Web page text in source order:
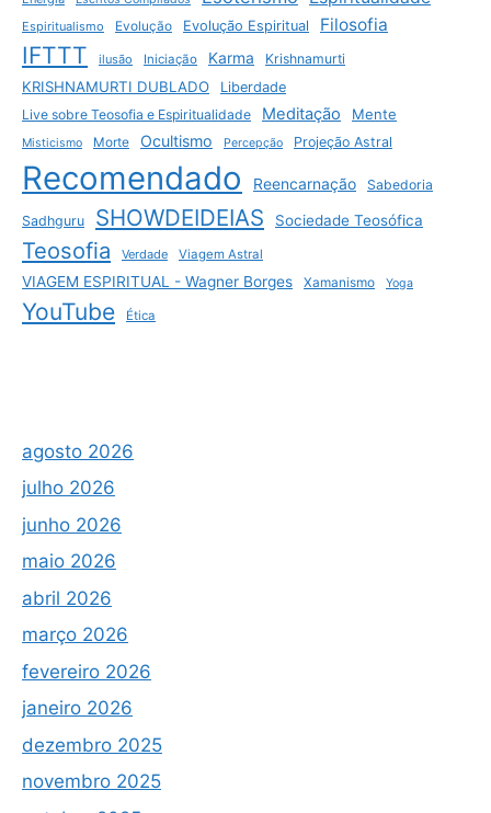
Espiritualismo Evolução Evolução Espiritual Filosofia
IFTTT ilusão Iniciação Karma Krishnamurti
KRISHNAMURTI DUBLADO
Liberdade
Live sobre Teosofia e Espiritualidade
Meditação Mente
Misticismo Morte Ocultismo Percepção Projeção Astral
Recomendado Reencarnação Sabedoria
Sadhguru SHOWDEIDEIAS Sociedade Teosófica
Teosofia Verdade Viagem Astral
VIAGEM ESPIRITUAL - Wagner Borges Xamanismo Yoga
YouTube Ética
agosto 2026
julho 2026
junho 2026
maio 2026
abril 2026
março 2026
fevereiro 2026
janeiro 2026
dezembro 2025
novembro 2025